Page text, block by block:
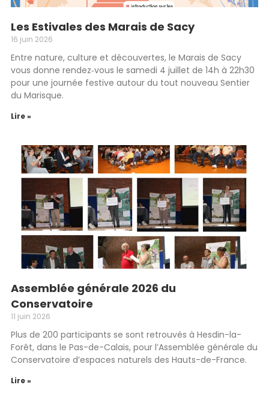
Les Estivales des Marais de Sacy
16 juin 2026
Entre nature, culture et découvertes, le Marais de Sacy
vous donne rendez‑vous le samedi 4 juillet de 14h à 22h30
pour une journée festive autour du tout nouveau Sentier
du Marisque.
Lire »
Assemblée générale 2026 du
Conservatoire
11 juin 2026
Plus de 200 participants se sont retrouvés à Hesdin-la-
Forêt, dans le Pas-de-Calais, pour l’Assemblée générale du
Conservatoire d’espaces naturels des Hauts-de-France.
Lire »